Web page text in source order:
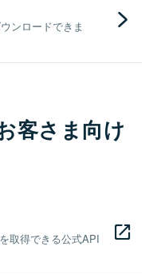
ンロードできま
客さま向け
取得できる公式API